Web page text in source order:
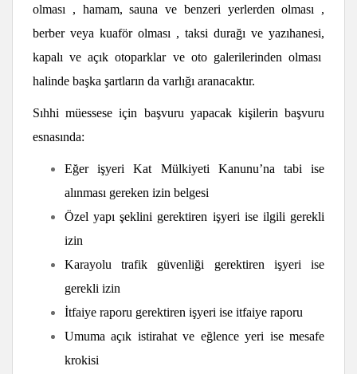
olması , hamam, sauna ve benzeri yerlerden olması ,
berber veya kuaför olması , taksi durağı ve yazıhanesi,
kapalı ve açık otoparklar ve oto galerilerinden olması
halinde başka şartların da varlığı aranacaktır.
Sıhhi müessese için başvuru yapacak kişilerin başvuru
esnasında:
Eğer işyeri Kat Mülkiyeti Kanunu’na tabi ise
alınması gereken izin belgesi
Özel yapı şeklini gerektiren işyeri ise ilgili gerekli
izin
Karayolu trafik güvenliği gerektiren işyeri ise
gerekli izin
İtfaiye raporu gerektiren işyeri ise itfaiye raporu
Umuma açık istirahat ve eğlence yeri ise mesafe
krokisi